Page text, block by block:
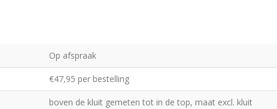
Op afspraak
€47,95 per bestelling
boven de kluit gemeten tot in de top, maat excl. kluit